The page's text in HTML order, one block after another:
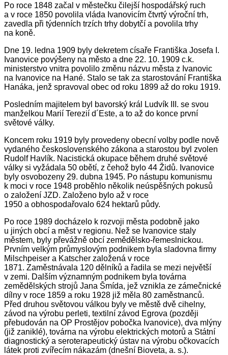
Po roce 1848 začal v městečku čilejší hospodářský ruch
a v roce 1850 povolila vláda Ivanovicím čtvrtý výroční trh,
zavedla při týdenních trzích trhy dobytčí a povolila trhy
na koně.
Dne 19. ledna 1909 byly dekretem císaře Františka Josefa I.
Ivanovice povýšeny na město a dne 22. 10. 1909 c.k.
ministerstvo vnitra povolilo změnu názvu města z Ivanovic
na Ivanovice na Hané. Stalo se tak za starostování Františka
Hanáka, jenž spravoval obec od roku 1899 až do roku 1919.
Posledním majitelem byl bavorský král Ludvík III. se svou
manželkou Marií Terezií d´Este, a to až do konce první
světové války.
Koncem roku 1919 byly provedeny obecní volby podle nově
vydaného československého zákona a starostou byl zvolen
Rudolf Havlík. Nacistická okupace během druhé světové
války si vyžádala 50 obětí, z čehož bylo 44 Židů. Ivanovice
byly osvobozeny 29. dubna 1945. Po nástupu komunismu
k moci v roce 1948 proběhlo několik neúspěšných pokusů
o založení JZD. Založeno bylo až v roce
1950 a obhospodařovalo 624 hektarů půdy.
Po roce 1989 docházelo k rozvoji města podobně jako
u jiných obcí a měst v regionu. Než se Ivanovice staly
městem, byly převážně obcí zemědělsko-řemeslnickou.
Prvním velkým průmyslovým podnikem byla sladovna firmy
Milschpeiser a Katscher založená v roce
1871. Zaměstnávala 120 dělníků a řadila se mezi největší
v zemi. Dalším významným podnikem byla továrna
zemědělských strojů Jana Šmída, jež vznikla ze zámečnické
dílny v roce 1859 a roku 1928 již měla 80 zaměstnanců.
Před druhou světovou válkou byly ve městě dvě cihelny,
závod na výrobu perleti, textilní závod Egrova (později
přebudován na OP Prostějov pobočka Ivanovice), dva mlýny
(již zaniklé), továrna na výrobu elektrických motorů a Státní
diagnostický a seroterapeutický ústav na výrobu očkovacích
látek proti zvířecím nákazám (dnešní Bioveta, a. s.).